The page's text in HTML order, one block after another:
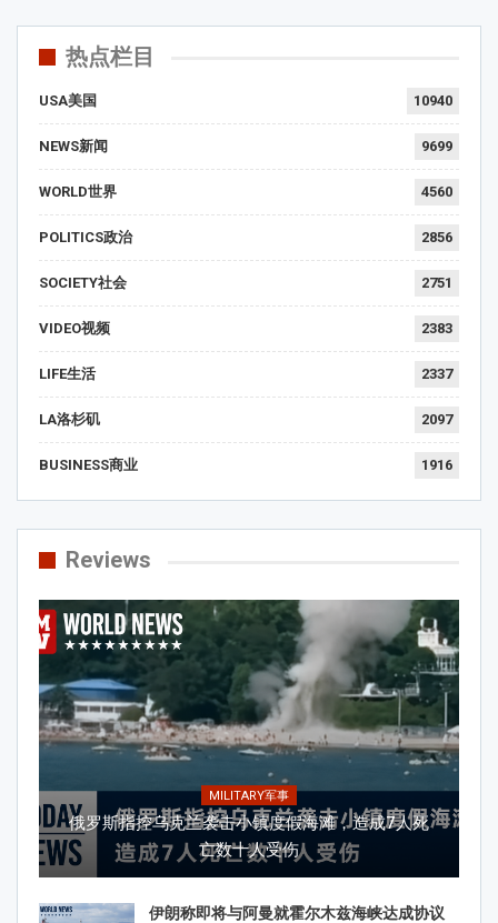
热点栏目
USA美国 10940
NEWS新闻 9699
WORLD世界 4560
POLITICS政治 2856
SOCIETY社会 2751
VIDEO视频 2383
LIFE生活 2337
LA洛杉矶 2097
BUSINESS商业 1916
Reviews
MILITARY军事
俄罗斯指控乌克兰袭击小镇度假海滩，造成7人死
亡数十人受伤
伊朗称即将与阿曼就霍尔木兹海峡达成协议